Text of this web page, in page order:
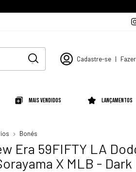
Cadastre-se |
Mais Vendidos Lançamentos
Bonés
Era 59FIFTY LA
X MLB - Dark